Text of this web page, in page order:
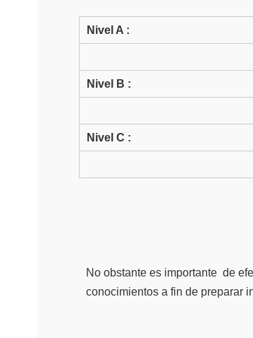
Nivel A :
Nivel B :
Nivel C :
No obstante es importante de
conocimientos a fin de preparar